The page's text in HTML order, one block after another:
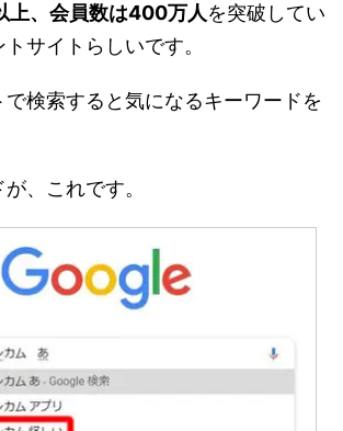
上、会員数は400万人を突破してい
サイトらしいです。
で検索すると気になるキーワードを
、これです。